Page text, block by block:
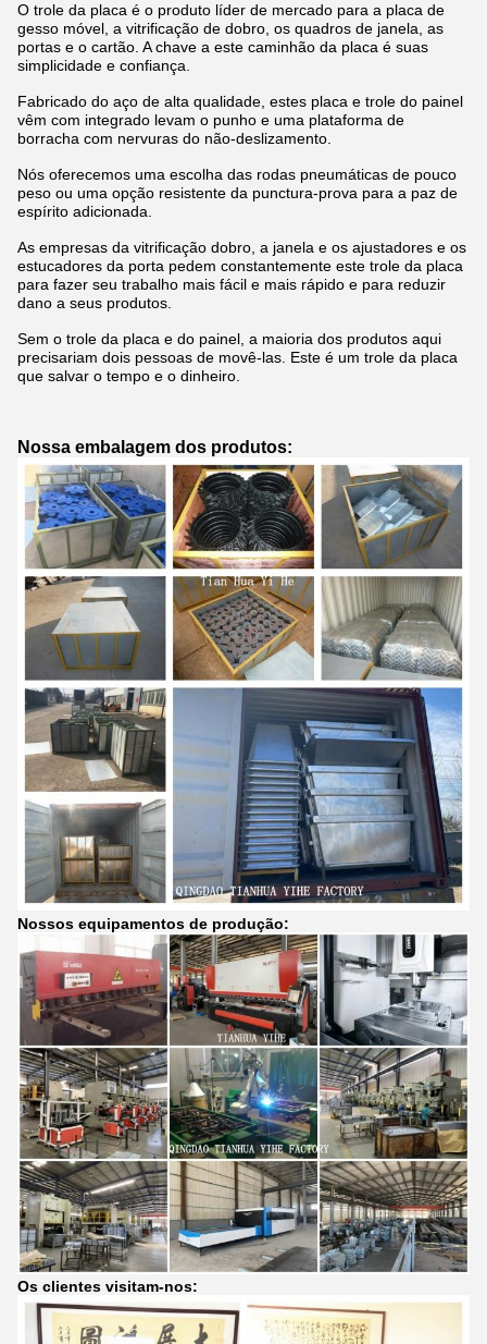
O trole da placa é o produto líder de mercado para a placa de
gesso móvel, a vitrificação de dobro, os quadros de janela, as
portas e o cartão. A chave a este caminhão da placa é suas
simplicidade e confiança.
Fabricado do aço de alta qualidade, estes placa e trole do painel
vêm com integrado levam o punho e uma plataforma de
borracha com nervuras do não-deslizamento.
Nós oferecemos uma escolha das rodas pneumáticas de pouco
peso ou uma opção resistente da punctura-prova para a paz de
espírito adicionada.
As empresas da vitrificação dobro, a janela e os ajustadores e os
estucadores da porta pedem constantemente este trole da placa
para fazer seu trabalho mais fácil e mais rápido e para reduzir
dano a seus produtos.
Sem o trole da placa e do painel, a maioria dos produtos aqui
precisariam dois pessoas de movê-las. Este é um trole da placa
que salvar o tempo e o dinheiro.
Nossa embalagem dos produtos:
Nossos equipamentos de produção:
Os clientes visitam-nos: